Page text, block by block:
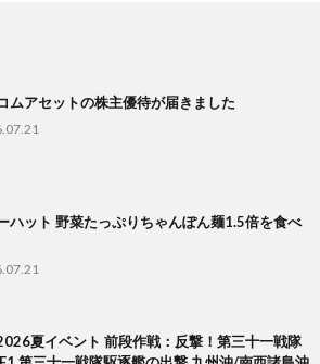
ムアセットの株主優待が届きました
ハット 野菜たっぷりちゃんぽん麺1.5倍を食べ
夏イベント 前段作戦：反撃！第三十一戦隊